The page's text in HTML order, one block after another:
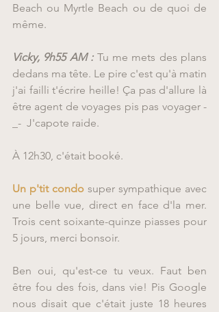
Beach ou Myrtle Beach ou de quoi de
même.
Vicky, 9h55 AM : Tu me mets des plans
dedans ma tête. Le pire c'est qu'à matin
j'ai failli t'écrire heille! Ça pas d'allure là
être agent de voyages pis pas voyager -
_-  J'capote raide.
À 12h30, c'était booké.
Un p'tit condo super sympathique avec
une belle vue, direct en face d'la mer.
Trois cent soixante-quinze piasses pour
5 jours, merci bonsoir.
Ben oui, qu'est-ce tu veux. Faut ben
être fou des fois, dans vie! Pis Google
nous disait que c'était juste 18 heures